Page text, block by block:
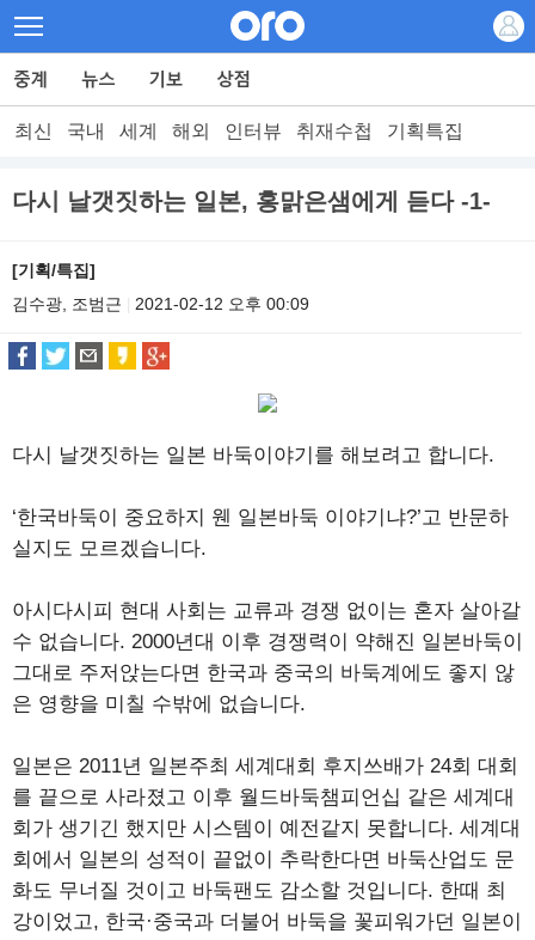
최신 국내 세계 해외 인터뷰 취재수첩 기획특집
다시 날갯짓하는 일본, 홍맑은샘에게 듣다 -1-
[기획/특집]
김수광, 조범근
2021-02-12 오후 00:09
다시 날갯짓하는 일본 바둑이야기를 해보려고 합니다.
‘한국바둑이 중요하지 웬 일본바둑 이야기냐?’고 반문하
실지도 모르겠습니다.
아시다시피 현대 사회는 교류과 경쟁 없이는 혼자 살아갈
수 없습니다. 2000년대 이후 경쟁력이 약해진 일본바둑이
그대로 주저앉는다면 한국과 중국의 바둑계에도 좋지 않
은 영향을 미칠 수밖에 없습니다.
일본은 2011년 일본주최 세계대회 후지쓰배가 24회 대회
를 끝으로 사라졌고 이후 월드바둑챔피언십 같은 세계대
회가 생기긴 했지만 시스템이 예전같지 못합니다. 세계대
회에서 일본의 성적이 끝없이 추락한다면 바둑산업도 문
화도 무너질 것이고 바둑팬도 감소할 것입니다. 한때 최
강이었고, 한국·중국과 더불어 바둑을 꽃피워가던 일본이